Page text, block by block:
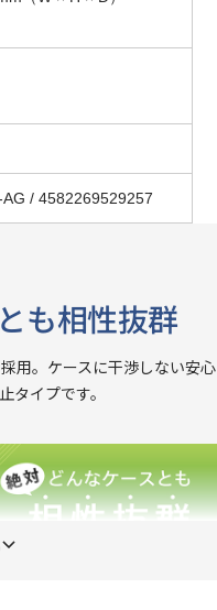
/ 4582269529257
も相性抜群
用。ケースに干渉しない安心
タイプです。